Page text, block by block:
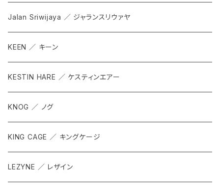
Jalan Sriwijaya ／ ジャランスリウァヤ
KEEN ／ キーン
KESTIN HARE ／ ケスティンエアー
KNOG ／ ノグ
KING CAGE ／ キングケージ
LEZYNE ／ レザイン